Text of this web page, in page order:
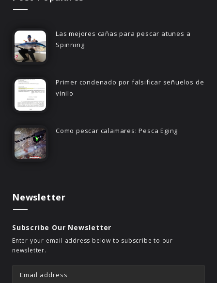
Las mejores cañas para pescar atunes a
Spinning
Primer condenado por falsificar señuelos de
vinilo
Como pescar calamares: Pesca Eging
Newsletter
Subscribe Our Newsletter
Enter your email address below to subscribe to our
newsletter.